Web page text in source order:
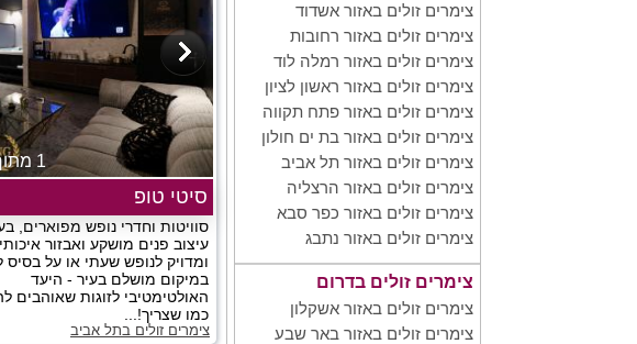
צימרים זולים באזור אשדוד
צימרים זולים באזור רחובות
צימרים זולים באזור רמלה לוד
צימרים זולים באזור ראשון לציון
צימרים זולים באזור פתח תקווה
צימרים זולים באזור בת ים חולון
צימרים זולים באזור תל אביב
צימרים זולים באזור הרצליה
צימרים זולים באזור כפר סבא
צימרים זולים באזור נתבג
צימרים זולים בדרום
צימרים זולים באזור אשקלון
צימרים זולים באזור באר שבע
1 מתוך 10
סיטי טופ
סוויטות וחדרי נופש מפוארים,
עיצוב פנים מושקע ואבזור איכותי
ומדויק לנופש שעתי או על בסיס
במיקום מושלם בעיר - היעד
האולטימטיבי לזוגות שאוהבים
כמו שצריך!...
צימרים זולים בתל אביב